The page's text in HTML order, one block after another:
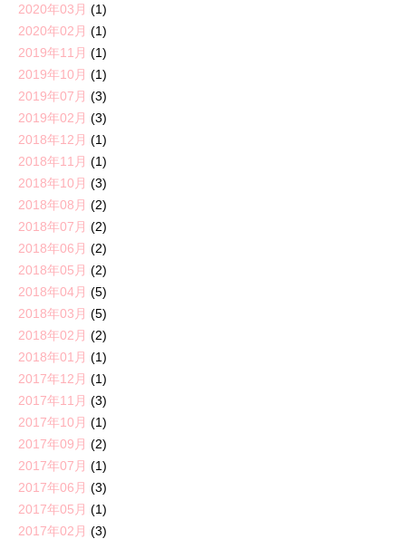
2020年03月 (1)
2020年02月 (1)
2019年11月 (1)
2019年10月 (1)
2019年07月 (3)
2019年02月 (3)
2018年12月 (1)
2018年11月 (1)
2018年10月 (3)
2018年08月 (2)
2018年07月 (2)
2018年06月 (2)
2018年05月 (2)
2018年04月 (5)
2018年03月 (5)
2018年02月 (2)
2018年01月 (1)
2017年12月 (1)
2017年11月 (3)
2017年10月 (1)
2017年09月 (2)
2017年07月 (1)
2017年06月 (3)
2017年05月 (1)
2017年02月 (3)